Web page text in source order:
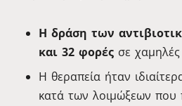
Η δράση των
και 32 φορές σε
Η θεραπεία ήταν
κατά των λοιμώξεων που